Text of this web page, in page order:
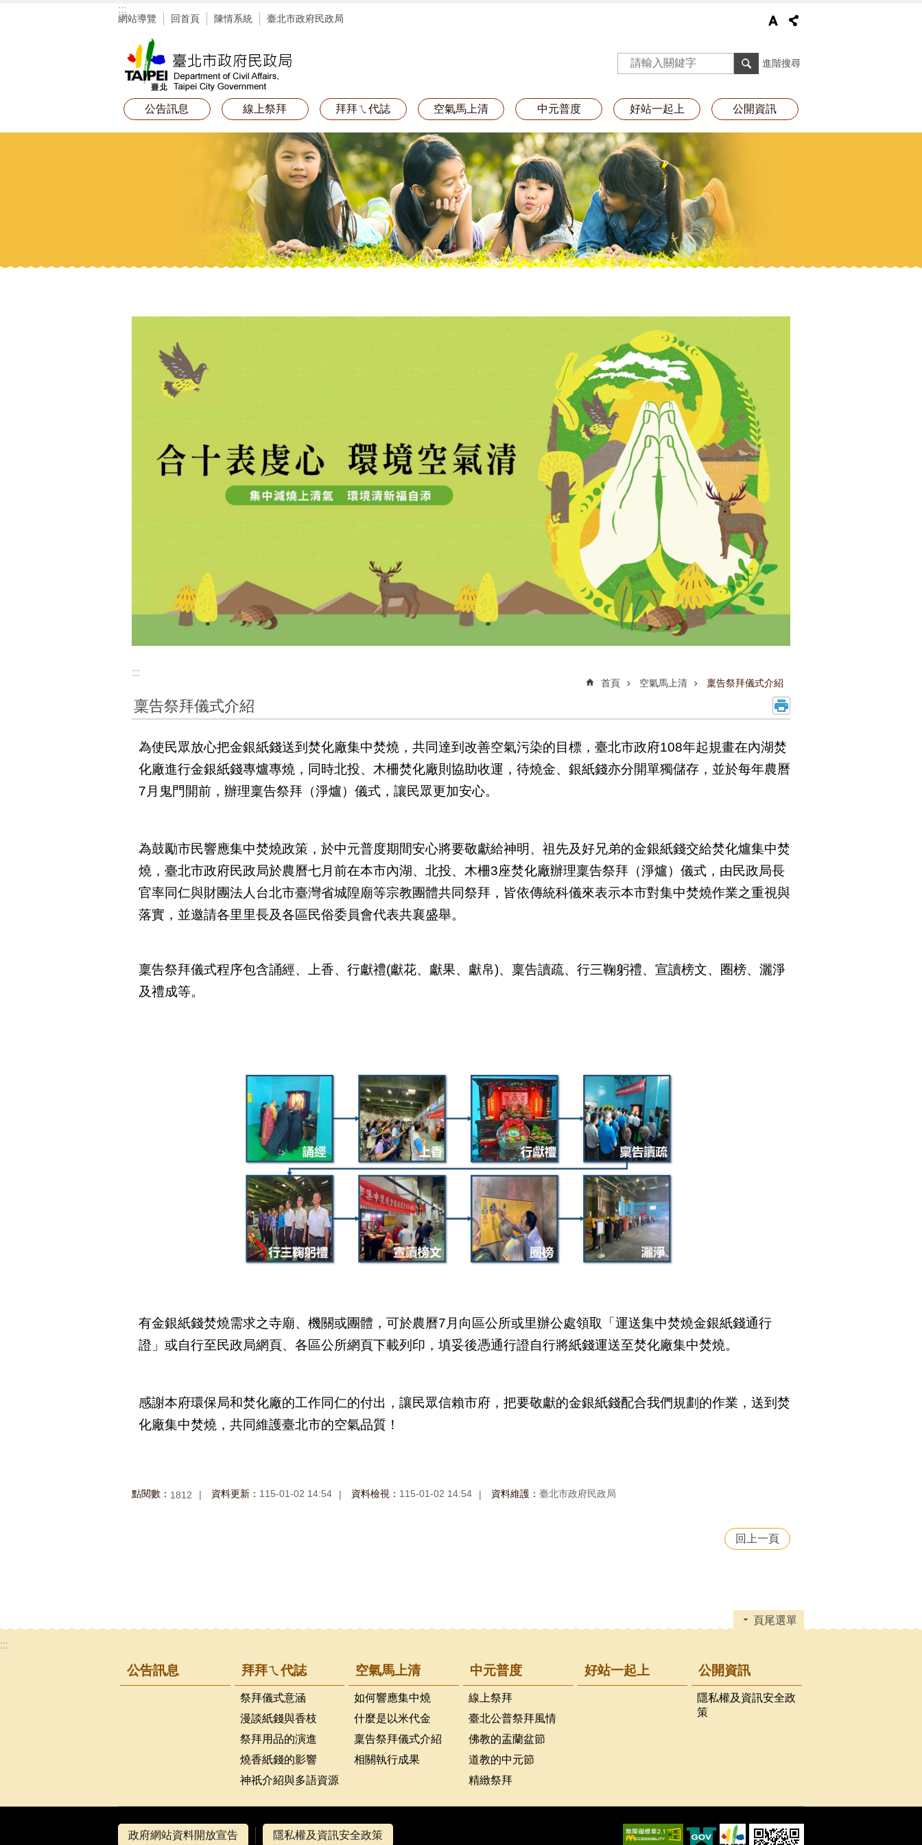
:::
網站導覽 回首頁 陳情系統 臺北市政府民政局
進階搜尋
公告訊息 線上祭拜 拜拜ㄟ代誌 空氣馬上清 中元普度 好站一起上 公開資訊
:::
首頁 空氣馬上清 稟告祭拜儀式介紹
稟告祭拜儀式介紹
為使民眾放心把金銀紙錢送到焚化廠集中焚燒，共同達到改善空氣污染的目標，臺北市政府108年起規畫在內湖焚
化廠進行金銀紙錢專爐專燒，同時北投、木柵焚化廠則協助收運，待燒金、銀紙錢亦分開單獨儲存，並於每年農曆
7月鬼門開前，辦理稟告祭拜（淨爐）儀式，讓民眾更加安心。
為鼓勵市民響應集中焚燒政策，於中元普度期間安心將要敬獻給神明、祖先及好兄弟的金銀紙錢交給焚化爐集中焚
燒，臺北市政府民政局於農曆七月前在本市內湖、北投、木柵3座焚化廠辦理稟告祭拜（淨爐）儀式，由民政局長
官率同仁與財團法人台北市臺灣省城隍廟等宗教團體共同祭拜，皆依傳統科儀來表示本市對集中焚燒作業之重視與
落實，並邀請各里里長及各區民俗委員會代表共襄盛舉。
稟告祭拜儀式程序包含誦經、上香、行獻禮(獻花、獻果、獻帛)、稟告讀疏、行三鞠躬禮、宣讀榜文、圈榜、灑淨
及禮成等。
有金銀紙錢焚燒需求之寺廟、機關或團體，可於農曆7月向區公所或里辦公處領取「運送集中焚燒金銀紙錢通行
證」或自行至民政局網頁、各區公所網頁下載列印，填妥後憑通行證自行將紙錢運送至焚化廠集中焚燒。
感謝本府環保局和焚化廠的工作同仁的付出，讓民眾信賴市府，把要敬獻的金銀紙錢配合我們規劃的作業，送到焚
化廠集中焚燒，共同維護臺北市的空氣品質！
點閱數： 1812 資料更新： 115-01-02 14:54 資料檢視： 115-01-02 14:54 資料維護： 臺北市政府民政局
回上一頁
頁尾選單
:::
公告訊息 拜拜ㄟ代誌
祭拜儀式意涵
漫談紙錢與香枝
祭拜用品的演進
燒香紙錢的影響
神祇介紹與多語資源
空氣馬上清
如何響應集中燒
什麼是以米代金
稟告祭拜儀式介紹
相關執行成果
中元普度
線上祭拜
臺北公普祭拜風情
佛教的盂蘭盆節
道教的中元節
精緻祭拜
好站一起上 公開資訊
隱私權及資訊安全政
策
政府網站資料開放宣告 隱私權及資訊安全政策